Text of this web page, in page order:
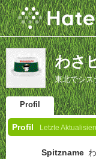
わさ
東北でシス
Profil
Profil Letzte
Spitzname